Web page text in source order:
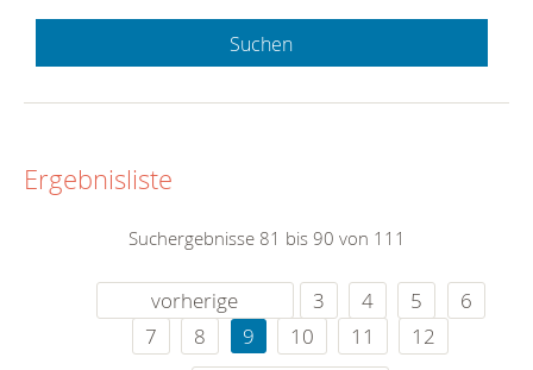
Suchen
Ergebnisliste
Suchergebnisse 81 bis 90 von 111
vorherige 3 4 5
6
7
8 9 10 11
12